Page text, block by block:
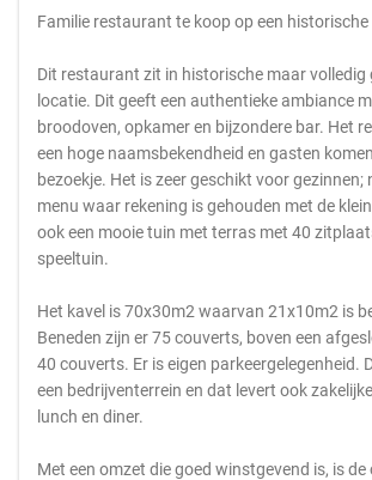
Familie restaurant te koop op een historische
Dit restaurant zit in historische maar volledig
locatie. Dit geeft een authentieke ambiance
broodoven, opkamer en bijzondere bar. Het
een hoge naamsbekendheid en gasten
bezoekje. Het is zeer geschikt voor gezinnen;
menu waar rekening is gehouden met de
ook een mooie tuin met terras met 40
speeltuin.
Het kavel is 70x30m2 waarvan 21x10m2 is
Beneden zijn er 75 couverts, boven een
40 couverts. Er is eigen parkeergelegenheid.
een bedrijventerrein en dat levert ook
lunch en diner.
Met een omzet die goed winstgevend is, is